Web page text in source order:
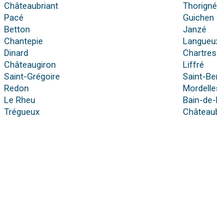
Châteaubriant
Pacé
Betton
Chantepie
Dinard
Châteaugiron
Saint-Grégoire
Redon
Le Rheu
Trégueux
Guichen
Janzé
Liffré
Saint-
Bain-